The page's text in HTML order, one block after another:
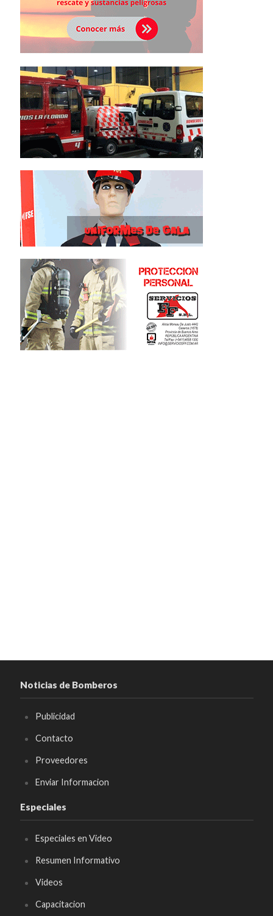
Noticias de Bomberos
Publicidad
Contacto
Proveedores
Enviar Informacion
Especiales
Especiales en Video
Resumen Informativo
Videos
Capacitacion